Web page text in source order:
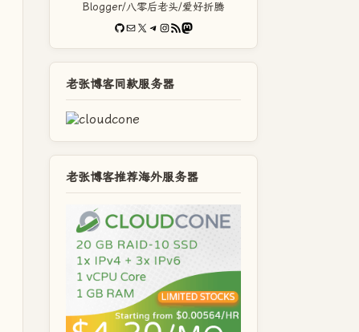
Blogger/八零后老头/爱好折腾
GitHub
电子邮件X Telegram
Instagram
RSS FeedMastodon
老张博客同款服务器
老张博客推荐海外服务器